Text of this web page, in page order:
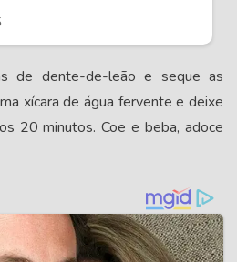
de dente-de-leão e seque as
xícara de água fervente e deixe
20 minutos. Coe e beba, adoce